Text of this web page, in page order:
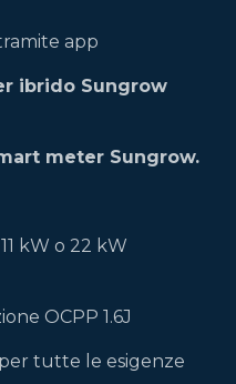
app
ibrido Sungrow
meter Sungrow.
kW o 22 kW
OCPP 1.6J
tutte le esigenze